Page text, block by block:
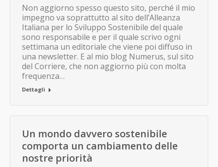
Non aggiorno spesso questo sito, perché il mio
impegno va soprattutto al sito dell’Alleanza
Italiana per lo Sviluppo Sostenibile del quale
sono responsabile e per il quale scrivo ogni
settimana un editoriale che viene poi diffuso in
una newsletter. E al mio blog Numerus, sul sito
del Corriere, che non aggiorno più con molta
frequenza…
Dettagli
Un mondo davvero sostenibile
comporta un cambiamento delle
nostre priorità